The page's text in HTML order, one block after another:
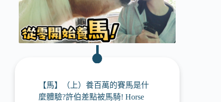
【馬】（上）養百萬的賽馬是什
麼體驗?許伯差點被馬騎! Horse